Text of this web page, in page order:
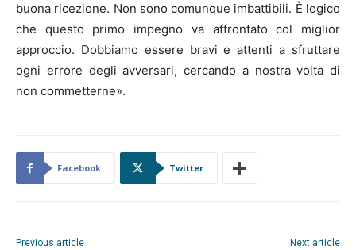
buona ricezione. Non sono comunque imbattibili. È logico
che questo primo impegno va affrontato col miglior
approccio. Dobbiamo essere bravi e attenti a sfruttare
ogni errore degli avversari, cercando a nostra volta di
non commetterne».
Facebook Twitter
Previous article Next article